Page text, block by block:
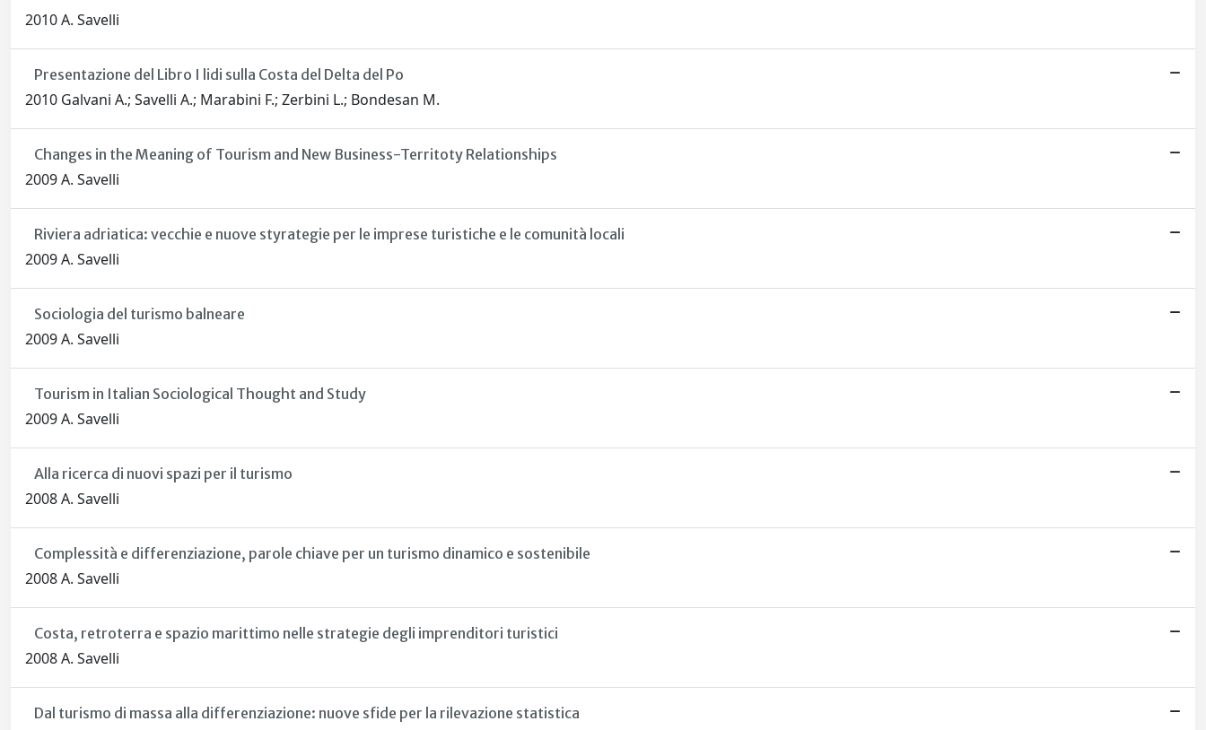
2010 A. Savelli
Presentazione del Libro I lidi sulla Costa del Delta del Po
2010 Galvani A.; Savelli A.; Marabini F.; Zerbini L.; Bondesan M.
Changes in the Meaning of Tourism and New Business-Territoty Relationships
2009 A. Savelli
Riviera adriatica: vecchie e nuove styrategie per le imprese turistiche e le comunità locali
2009 A. Savelli
Sociologia del turismo balneare
2009 A. Savelli
Tourism in Italian Sociological Thought and Study
2009 A. Savelli
Alla ricerca di nuovi spazi per il turismo
2008 A. Savelli
Complessità e differenziazione, parole chiave per un turismo dinamico e sostenibile
2008 A. Savelli
Costa, retroterra e spazio marittimo nelle strategie degli imprenditori turistici
2008 A. Savelli
Dal turismo di massa alla differenziazione: nuove sfide per la rilevazione statistica